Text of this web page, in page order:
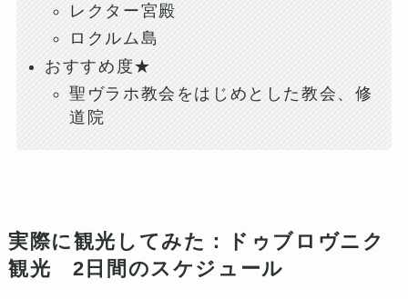
レクター宮殿
ロクルム島
おすすめ度★
聖ヴラホ教会をはじめとした教会、修
道院
実際に観光してみた：ドゥブロヴニク
観光 2日間のスケジュール